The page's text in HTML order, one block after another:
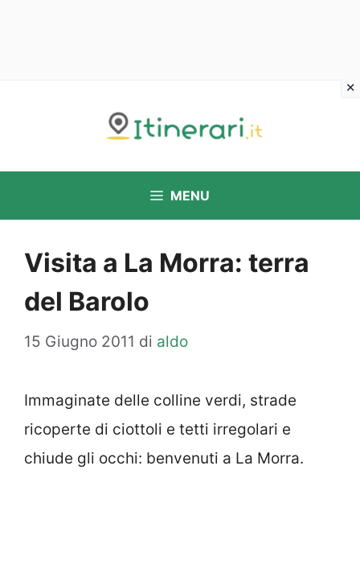
MENU
Visita a La Morra: terra
del Barolo
15 Giugno 2011 di aldo
Immaginate delle colline verdi, strade
ricoperte di ciottoli e tetti irregolari e
chiude gli occhi: benvenuti a La Morra.